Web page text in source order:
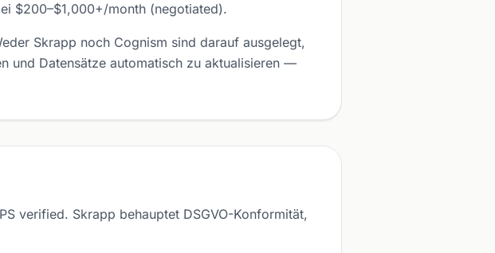
$200–$1,000+/month (negotiated).
Skrapp noch Cognism sind darauf ausgelegt,
und Datensätze automatisch zu aktualisieren —
verified. Skrapp behauptet DSGVO-Konformität,